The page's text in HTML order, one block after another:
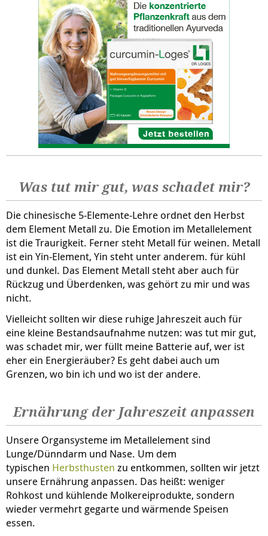
Was tut mir gut, was schadet mir?
Die chinesische 5-Elemente-Lehre ordnet den Herbst
dem Element Metall zu. Die Emotion im Metallelement
ist die Traurigkeit. Ferner steht Metall für weinen. Metall
ist ein Yin-Element, Yin steht unter anderem. für kühl
und dunkel. Das Element Metall steht aber auch für
Rückzug und Überdenken, was gehört zu mir und was
nicht.
Vielleicht sollten wir diese ruhige Jahreszeit auch für
eine kleine Bestandsaufnahme nutzen: was tut mir gut,
was schadet mir, wer füllt meine Batterie auf, wer ist
eher ein Energieräuber? Es geht dabei auch um
Grenzen, wo bin ich und wo ist der andere.
Ernährung der Jahreszeit anpassen
Unsere Organsysteme im Metallelement sind
Lunge/Dünndarm und Nase. Um dem
typischen Herbsthusten zu entkommen, sollten wir jetzt
unsere Ernährung anpassen. Das heißt: weniger
Rohkost und kühlende Molkereiprodukte, sondern
wieder vermehrt gegarte und wärmende Speisen
essen.